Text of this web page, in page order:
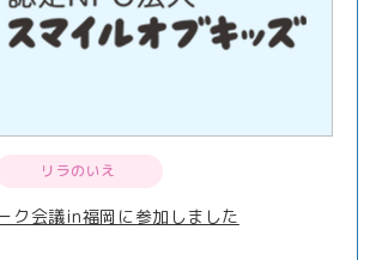
リラのいえ
ク会議in福岡に参加しました